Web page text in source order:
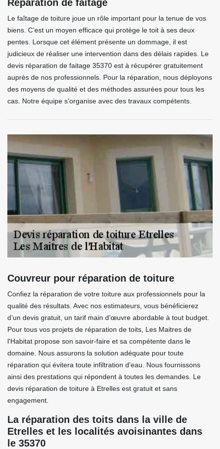
Réparation de faitage
Le faîtage de toiture joue un rôle important pour la tenue de vos
biens. C’est un moyen efficace qui protège le toit à ses deux
pentes. Lorsque cet élément présente un dommage, il est
judicieux de réaliser une intervention dans des délais rapides. Le
devis réparation de faitage 35370 est à récupérer gratuitement
auprès de nos professionnels. Pour la réparation, nous déployons
des moyens de qualité et des méthodes assurées pour tous les
cas. Notre équipe s’organise avec des travaux compétents.
Couvreur pour réparation de toiture
Confiez la réparation de votre toiture aux professionnels pour la
qualité des résultats. Avec nos estimateurs, vous bénéficierez
d’un devis gratuit, un tarif main d’œuvre abordable à tout budget.
Pour tous vos projets de réparation de toits, Les Maitres de
l'Habitat propose son savoir-faire et sa compétente dans le
domaine. Nous assurons la solution adéquate pour toute
réparation qui évitera toute infiltration d'eau. Nous fournissons
ainsi des prestations qui répondent à toutes les demandes. Le
devis réparation de toiture à Etrelles est gratuit et sans
engagement.
La réparation des toits dans la ville de
Etrelles et les localités avoisinantes dans
le 35370